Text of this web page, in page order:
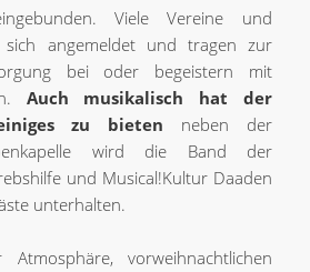
Viele Vereine und
sich angemeldet und tragen zur
bei oder begeistern mit
Auch musikalisch hat der
zu bieten neben der
wird die Band der
und Musical!Kultur Daaden
unterhalten.
Atmosphäre, vorweihnachtlichen